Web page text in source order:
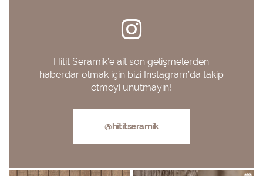
Hitit Seramik’e ait son gelişmelerden
haberdar olmak için bizi Instagram’da takip
etmeyi unutmayın!
@hititseramik